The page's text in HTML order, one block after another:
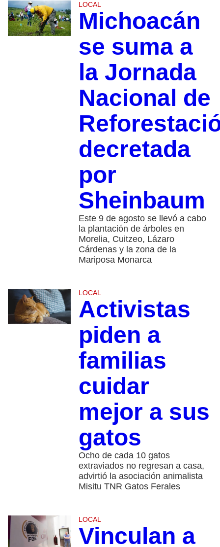
LOCAL
Michoacán
se suma a
la Jornada
Nacional de
decretada
por
Sheinbaum
Este 9 de agosto se llevó a cabo
la plantación de árboles en
Morelia, Cuitzeo, Lázaro
Cárdenas y la zona de la
Mariposa Monarca
LOCAL
Activistas
piden a
familias
cuidar
mejor a sus
gatos
Ocho de cada 10 gatos
extraviados no regresan a casa,
advirtió la asociación animalista
Misitu TNR Gatos Ferales
LOCAL
Vinculan a